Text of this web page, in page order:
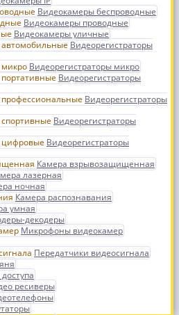
Видеокамеры беспроводные
Видеокамеры проводные
Видеокамеры уличные
Видеорегистраторы
Видеорегистраторы микро
Видеорегистраторы
Видеорегистраторы
Видеорегистраторы
Видеорегистраторы
Камера взрывозащищенная
лазерная
ночная
Камера распознавания
умная
декодеры
Микрофоны видеокамер
Передатчики видеосигнала
ресиверы